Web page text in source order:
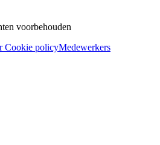
voorbehouden
Cookie policyMedewerkers